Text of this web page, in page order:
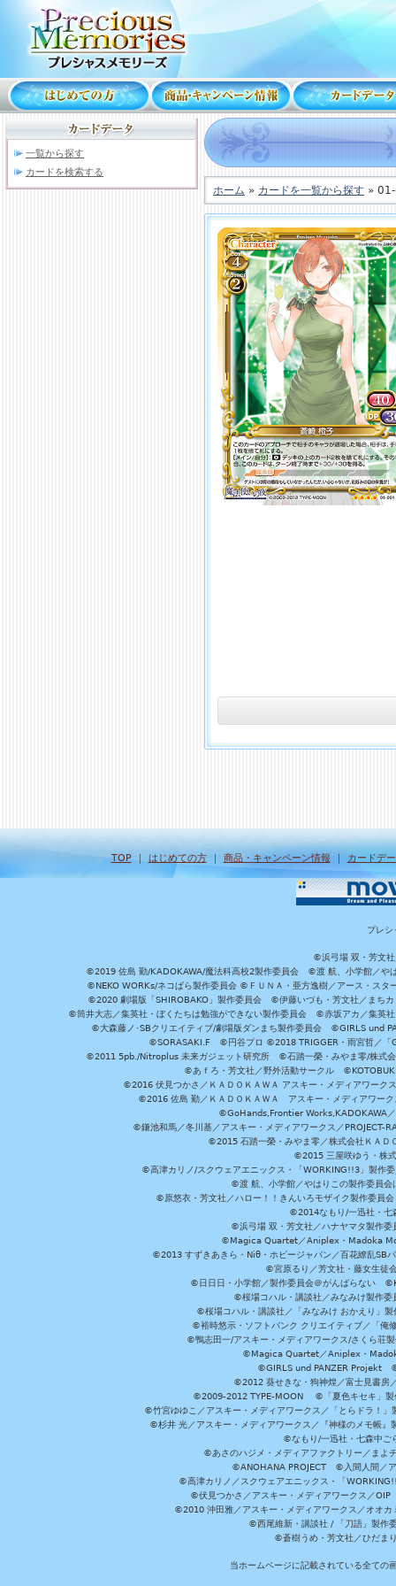
一覧から探す
カードを検索する
ホーム » カードを一覧から探す »
TOP｜ はじめての方｜ 商品・キャンペーン情報 ｜ カードデ
プレシ
©浜弓場 双・芳文社
©2019 佐島 勤/KADOKAWA/魔法科高校2製作委員会 ©渡 航、小学館／や
©NEKO WORKs/ネコぱら製作委員会 ©ＦＵＮＡ・亜方逸樹／アース・ス
©2020 劇場版「SHIROBAKO」製作委員会 ©伊藤いづも・芳文社／まち
©筒井大志／集英社・ぼくたちは勉強ができない製作委員会 ©赤坂アカ／集英
©大森藤ノ･SBクリエイティブ/劇場版ダンまち製作委員会 ©GIRLS und
©SORASAKI.F ©円谷プロ ©2018 TRIGGER・雨宮哲／
©2011 5pb./Nitroplus 未来ガジェット研究所 ©石踏一榮・みやま零/株式
©あｆろ・芳文社／野外活動サークル
©2016 伏見つかさ／ＫＡＤＯＫＡＷＡ アスキー・メディアワー
©2016 佐島 勤／ＫＡＤＯＫＡＷＡ アスキー・メディアワ
©GoHands,Frontier Works,KADOKAWA
©鎌池和馬／冬川基／アスキー・メディアワークス／
©2015 石踏一榮・みやま零／株式会社ＫＡＤ
©2015 三屋咲ゆう・株
©高津カリノ/スクウェアエニックス・「WORKING!!3」製作
©渡 航、小学館／やはりこの製作委員
©原悠衣・芳文社／ハロー！！きんいろモザイク製作委員
©2014なもり/一迅社・
©浜弓場 双・芳文社／ハナヤマタ製作
©Magica Quartet／Aniplex・Madoka
©2013 すずきあきら・Niθ・ホビージャパン／百花繚乱
©宮原るり／芳文社・藤女生徒
©日日日・小学館／製作委員会＠がんばらない
©桜場コハル・講談社／みなみけ製作
©桜場コハル・講談社／「みなみけ おかえり」
©裕時悠示・ソフトバンク クリエイティブ／「
©鴨志田一/アスキー・メディアワークス/さく
©Magica Quartet／Aniplex・
©GIRLS und PANZER Projekt ©
©2012 葵せきな・狗神煌／富士見書
©2009-2012 TYPE-MOON ©「夏色キセキ」製
©竹宮ゆゆこ／アスキー・メディアワークス／「とらドラ！
©杉井 光／アスキー・メディアワークス／『神様のメモ帳
©なもり/一迅社・七森中
©あさのハジメ・メディアファクトリー／ま
©ANOHANA PROJECT ©入間人間／ア
©高津カリノ／スクウェアエニックス・「
©伏見つかさ／アスキー・メディアワークス／
©2010 沖田雅／アスキー・メディアワークス／オオ
©西尾維新・講談社 / 「刀語」製作
©蒼樹うめ・芳文社／ひだま
当ホームページに記載されている全ての